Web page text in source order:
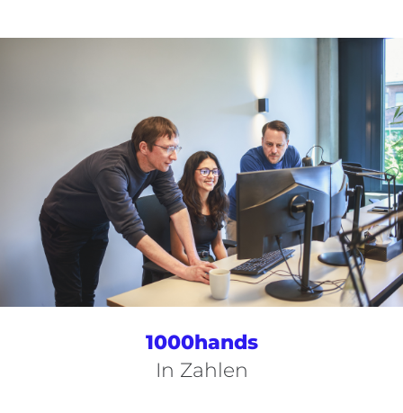
1000hands
In Zahlen